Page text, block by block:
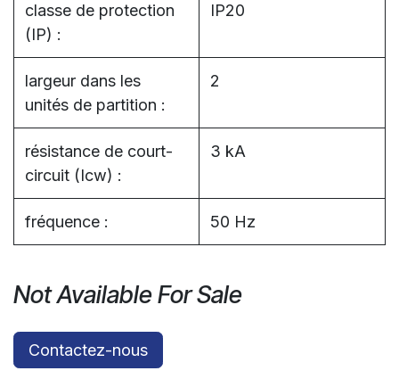
classe de protection
(IP) :
IP20
largeur dans les
unités de partition :
2
résistance de court-
circuit (Icw) :
3 kA
fréquence : 50 Hz
Not Available For Sale
Contactez-nous